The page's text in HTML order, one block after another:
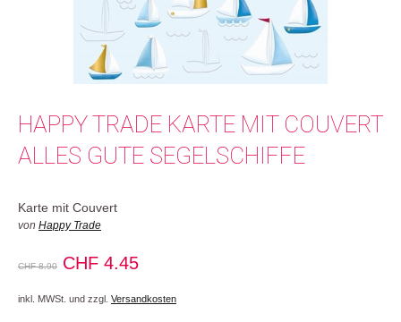
HAPPY TRADE KARTE MIT COUVERT
ALLES GUTE SEGELSCHIFFE
Karte mit Couvert
von Happy Trade
CHF8.90
Ursprünglicher
CHF 4.45Aktueller
inkl. MWSt. und zzgl. Versandkosten